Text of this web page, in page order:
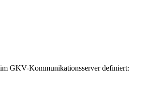
GKV-Kommunikationsserver definiert: